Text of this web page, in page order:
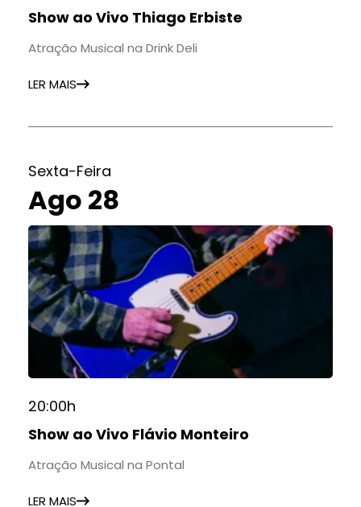
Show ao Vivo Thiago Erbiste
Atração Musical na Drink Deli
LER MAIS
Sexta-Feira
Ago 28
20:00h
Show ao Vivo Flávio Monteiro
Atração Musical na Pontal
LER MAIS